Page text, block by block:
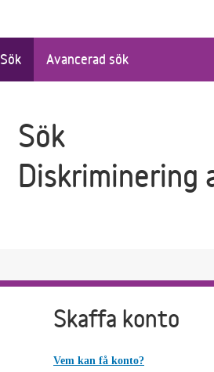
Sök Avancerad sök
Sök
Diskriminering
Skaffa konto
Vem kan få konto?